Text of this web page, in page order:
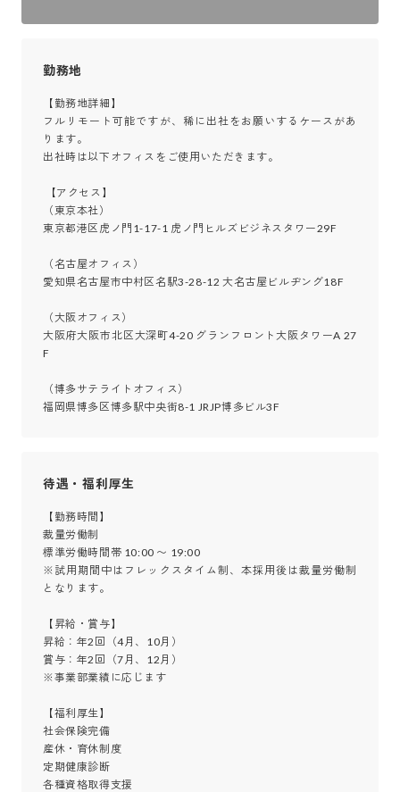
勤務地
【勤務地詳細】
フルリモート可能ですが、稀に出社をお願いするケースがあ
ります。
出社時は以下オフィスをご使用いただきます。
（東京本社）
東京都港区虎ノ門1-17-1 虎ノ門ヒルズビジネスタワー29F
（名古屋オフィス）
愛知県名古屋市中村区名駅3-28-12 大名古屋ビルヂング18F
（大阪オフィス）
大阪府大阪市北区大深町4-20 グランフロント大阪タワーA 27
F
（博多サテライトオフィス）
福岡県博多区博多駅中央街8-1 JRJP博多ビル3F
待遇・福利厚生
【勤務時間】
裁量労働制
標準労働時間帯 10:00 〜 19:00
※試用期間中はフレックスタイム制、本採用後は裁量労働制
となります。
【昇給・賞与】
昇給：年2回（4月、10月）
賞与：年2回（7月、12月）
※事業部業績に応じます
【福利厚生】
社会保険完備
産休・育休制度
定期健康診断
各種資格取得支援